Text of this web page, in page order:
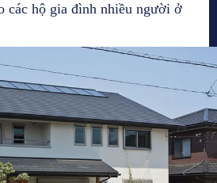
các hộ gia đình nhiều người ở